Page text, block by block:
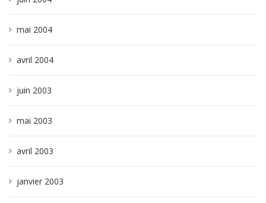
mai 2004
avril 2004
juin 2003
mai 2003
avril 2003
janvier 2003